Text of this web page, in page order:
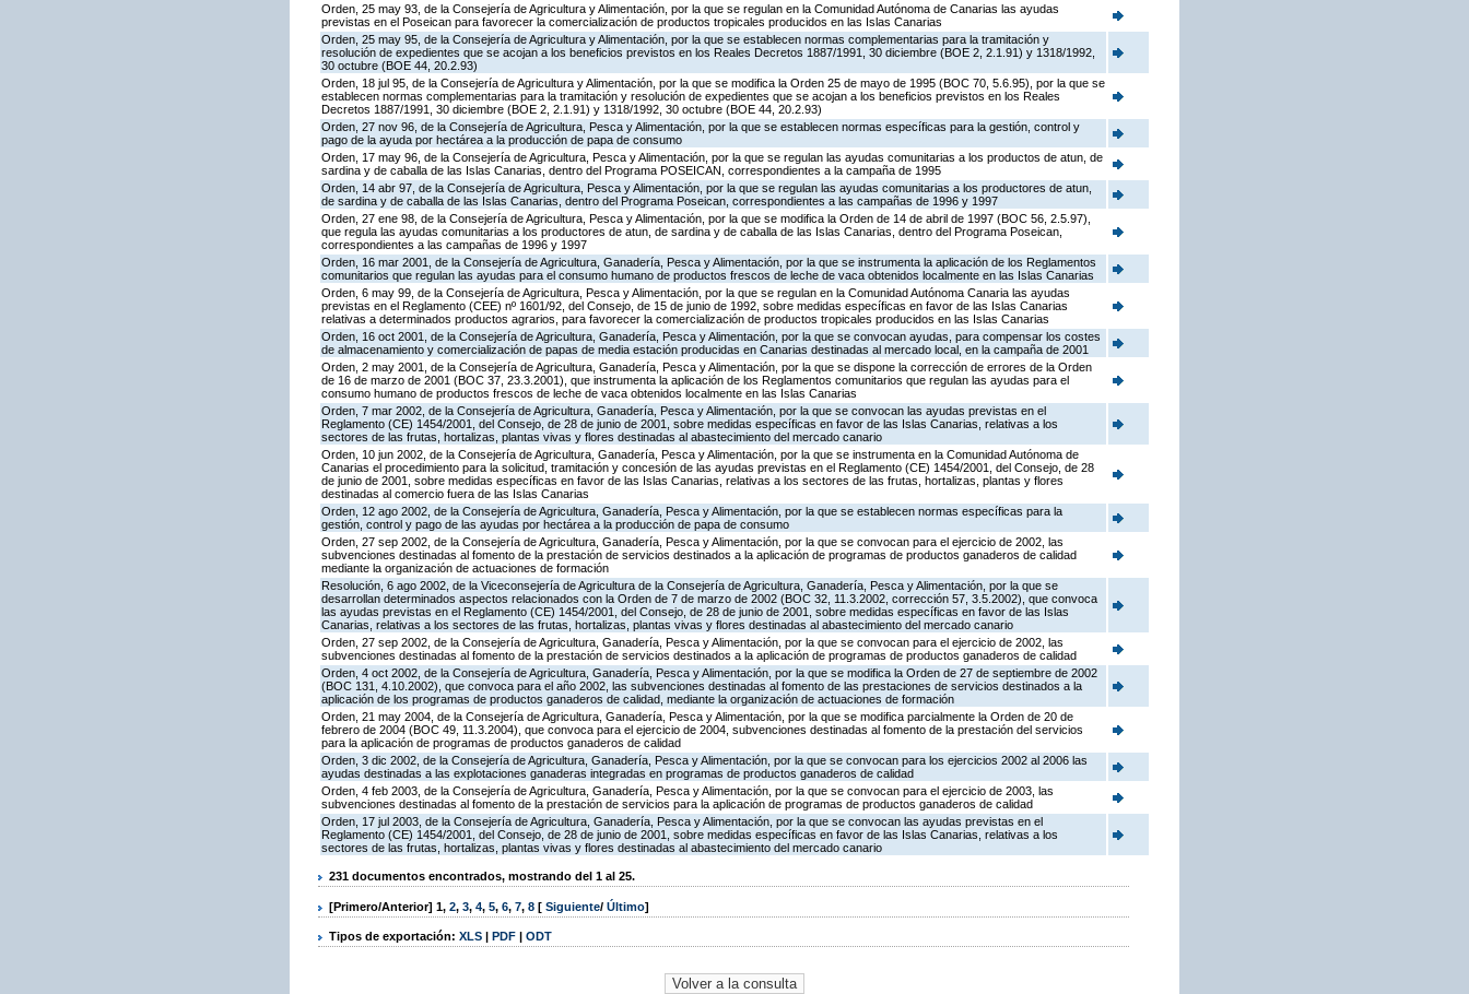
Orden, 25 may 93, de la Consejería de Agricultura y Alimentación, por la que se regulan en la Comunidad Autónoma de Canarias las ayudas
previstas en el Poseican para favorecer la comercialización de productos tropicales producidos en las Islas Canarias
Orden, 25 may 95, de la Consejería de Agricultura y Alimentación, por la que se establecen normas complementarias para la tramitación y
resolución de expedientes que se acojan a los beneficios previstos en los Reales Decretos 1887/1991, 30 diciembre (BOE 2, 2.1.91) y 1318/1992,
30 octubre (BOE 44, 20.2.93)
Orden, 18 jul 95, de la Consejería de Agricultura y Alimentación, por la que se modifica la Orden 25 de mayo de 1995 (BOC 70, 5.6.95), por la que se
establecen normas complementarias para la tramitación y resolución de expedientes que se acojan a los beneficios previstos en los Reales
Decretos 1887/1991, 30 diciembre (BOE 2, 2.1.91) y 1318/1992, 30 octubre (BOE 44, 20.2.93)
Orden, 27 nov 96, de la Consejería de Agricultura, Pesca y Alimentación, por la que se establecen normas específicas para la gestión, control y
pago de la ayuda por hectárea a la producción de papa de consumo
Orden, 17 may 96, de la Consejería de Agricultura, Pesca y Alimentación, por la que se regulan las ayudas comunitarias a los productos de atun, de
sardina y de caballa de las Islas Canarias, dentro del Programa POSEICAN, correspondientes a la campaña de 1995
Orden, 14 abr 97, de la Consejería de Agricultura, Pesca y Alimentación, por la que se regulan las ayudas comunitarias a los productores de atun,
de sardina y de caballa de las Islas Canarias, dentro del Programa Poseican, correspondientes a las campañas de 1996 y 1997
Orden, 27 ene 98, de la Consejería de Agricultura, Pesca y Alimentación, por la que se modifica la Orden de 14 de abril de 1997 (BOC 56, 2.5.97),
que regula las ayudas comunitarias a los productores de atun, de sardina y de caballa de las Islas Canarias, dentro del Programa Poseican,
correspondientes a las campañas de 1996 y 1997
Orden, 16 mar 2001, de la Consejería de Agricultura, Ganadería, Pesca y Alimentación, por la que se instrumenta la aplicación de los Reglamentos
comunitarios que regulan las ayudas para el consumo humano de productos frescos de leche de vaca obtenidos localmente en las Islas Canarias
Orden, 6 may 99, de la Consejería de Agricultura, Pesca y Alimentación, por la que se regulan en la Comunidad Autónoma Canaria las ayudas
previstas en el Reglamento (CEE) nº 1601/92, del Consejo, de 15 de junio de 1992, sobre medidas específicas en favor de las Islas Canarias
relativas a determinados productos agrarios, para favorecer la comercialización de productos tropicales producidos en las Islas Canarias
Orden, 16 oct 2001, de la Consejería de Agricultura, Ganadería, Pesca y Alimentación, por la que se convocan ayudas, para compensar los costes
de almacenamiento y comercialización de papas de media estación producidas en Canarias destinadas al mercado local, en la campaña de 2001
Orden, 2 may 2001, de la Consejería de Agricultura, Ganadería, Pesca y Alimentación, por la que se dispone la corrección de errores de la Orden
de 16 de marzo de 2001 (BOC 37, 23.3.2001), que instrumenta la aplicación de los Reglamentos comunitarios que regulan las ayudas para el
consumo humano de productos frescos de leche de vaca obtenidos localmente en las Islas Canarias
Orden, 7 mar 2002, de la Consejería de Agricultura, Ganadería, Pesca y Alimentación, por la que se convocan las ayudas previstas en el
Reglamento (CE) 1454/2001, del Consejo, de 28 de junio de 2001, sobre medidas específicas en favor de las Islas Canarias, relativas a los
sectores de las frutas, hortalizas, plantas vivas y flores destinadas al abastecimiento del mercado canario
Orden, 10 jun 2002, de la Consejería de Agricultura, Ganadería, Pesca y Alimentación, por la que se instrumenta en la Comunidad Autónoma de
Canarias el procedimiento para la solicitud, tramitación y concesión de las ayudas previstas en el Reglamento (CE) 1454/2001, del Consejo, de 28
de junio de 2001, sobre medidas específicas en favor de las Islas Canarias, relativas a los sectores de las frutas, hortalizas, plantas y flores
destinadas al comercio fuera de las Islas Canarias
Orden, 12 ago 2002, de la Consejería de Agricultura, Ganadería, Pesca y Alimentación, por la que se establecen normas específicas para la
gestión, control y pago de las ayudas por hectárea a la producción de papa de consumo
Orden, 27 sep 2002, de la Consejería de Agricultura, Ganadería, Pesca y Alimentación, por la que se convocan para el ejercicio de 2002, las
subvenciones destinadas al fomento de la prestación de servicios destinados a la aplicación de programas de productos ganaderos de calidad
mediante la organización de actuaciones de formación
Resolución, 6 ago 2002, de la Viceconsejería de Agricultura de la Consejería de Agricultura, Ganadería, Pesca y Alimentación, por la que se
desarrollan determinados aspectos relacionados con la Orden de 7 de marzo de 2002 (BOC 32, 11.3.2002, corrección 57, 3.5.2002), que convoca
las ayudas previstas en el Reglamento (CE) 1454/2001, del Consejo, de 28 de junio de 2001, sobre medidas específicas en favor de las Islas
Canarias, relativas a los sectores de las frutas, hortalizas, plantas vivas y flores destinadas al abastecimiento del mercado canario
Orden, 27 sep 2002, de la Consejería de Agricultura, Ganadería, Pesca y Alimentación, por la que se convocan para el ejercicio de 2002, las
subvenciones destinadas al fomento de la prestación de servicios destinados a la aplicación de programas de productos ganaderos de calidad
Orden, 4 oct 2002, de la Consejería de Agricultura, Ganadería, Pesca y Alimentación, por la que se modifica la Orden de 27 de septiembre de 2002
(BOC 131, 4.10.2002), que convoca para el año 2002, las subvenciones destinadas al fomento de las prestaciones de servicios destinados a la
aplicación de los programas de productos ganaderos de calidad, mediante la organización de actuaciones de formación
Orden, 21 may 2004, de la Consejería de Agricultura, Ganadería, Pesca y Alimentación, por la que se modifica parcialmente la Orden de 20 de
febrero de 2004 (BOC 49, 11.3.2004), que convoca para el ejercicio de 2004, subvenciones destinadas al fomento de la prestación del servicios
para la aplicación de programas de productos ganaderos de calidad
Orden, 3 dic 2002, de la Consejería de Agricultura, Ganadería, Pesca y Alimentación, por la que se convocan para los ejercicios 2002 al 2006 las
ayudas destinadas a las explotaciones ganaderas integradas en programas de productos ganaderos de calidad
Orden, 4 feb 2003, de la Consejería de Agricultura, Ganadería, Pesca y Alimentación, por la que se convocan para el ejercicio de 2003, las
subvenciones destinadas al fomento de la prestación de servicios para la aplicación de programas de productos ganaderos de calidad
Orden, 17 jul 2003, de la Consejería de Agricultura, Ganadería, Pesca y Alimentación, por la que se convocan las ayudas previstas en el
Reglamento (CE) 1454/2001, del Consejo, de 28 de junio de 2001, sobre medidas específicas en favor de las Islas Canarias, relativas a los
sectores de las frutas, hortalizas, plantas vivas y flores destinadas al abastecimiento del mercado canario
231 documentos encontrados, mostrando del 1 al 25.
[Primero/Anterior] 1, 2, 3, 4, 5, 6, 7, 8 [ Siguiente/ Último]
Tipos de exportación: XLS | PDF | ODT